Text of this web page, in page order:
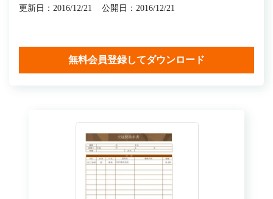
更新日：2016/12/21
公開日：2016/12/21
無料会員登録してダウンロード